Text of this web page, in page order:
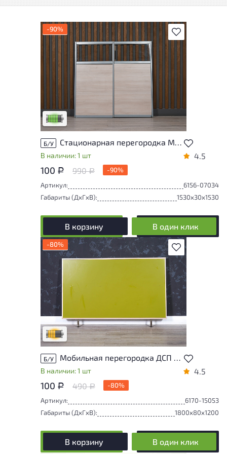
В избранное
-90%
У товара присутствуют незначительные
следы эксплуатации, не влияющие на
Низкая степень износа
Б/У Стационарная перегородка Металл Дуб Россия
В наличии: 1 шт 4.5
100 Р 990Р
-90%
Артикул:
6156-07034
Габариты (ДxГxВ):
1530x30x1530
В корзину В один клик
В избранное
-80%
Товар может иметь незначительные
повреждения и/или следы эксплуатации,
не влияющие на удобство его
использования
Удовлетворительный износ
Б/У Мобильная перегородка ДСП Зелёный Россия
В наличии: 1 шт 4.5
100 Р 490Р
-80%
Артикул:
6170-15053
Габариты (ДxГxВ):
1800x80x1200
В корзину В один клик